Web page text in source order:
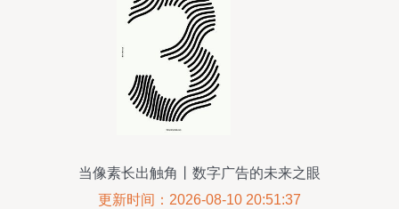
当像素长出触角丨数字广告的未来之眼
更新时间：2026-08-10 20:51:37